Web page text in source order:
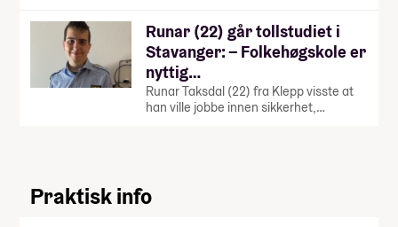
Runar (22) går tollstudiet i
Stavanger: – Folkehøgskole er
nyttig…
Runar Taksdal (22) fra Klepp visste at
han ville jobbe innen sikkerhet,…
Praktisk info